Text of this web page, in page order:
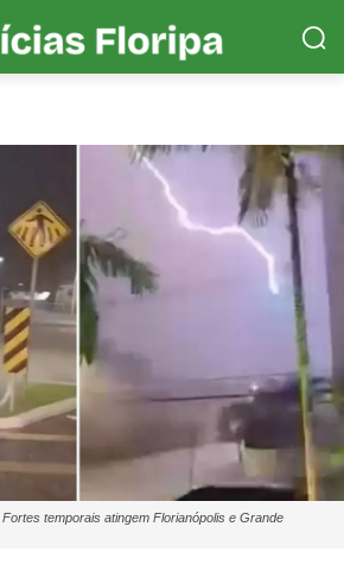
temporais atingem Florianópolis e Grande